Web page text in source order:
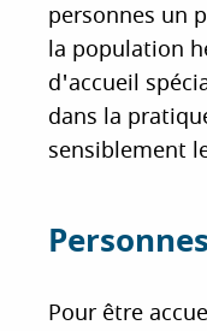
personnes un
la population
d'accueil
dans la
sensiblement
Pour être